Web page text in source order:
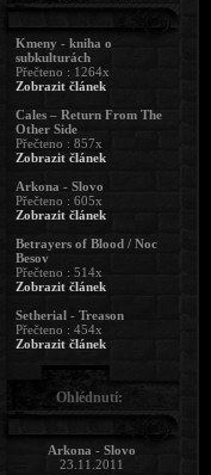
Kmeny - kniha o
subkulturách
Přečteno : 1264x
Zobrazit článek
Cales – Return From The
Other Side
Přečteno : 857x
Zobrazit článek
Arkona - Slovo
Přečteno : 605x
Zobrazit článek
Betrayers of Blood / Noc
Besov
Přečteno : 514x
Zobrazit článek
Setherial - Treason
Přečteno : 454x
Zobrazit článek
Ohlédnutí:
Arkona - Slovo
23.11.2011